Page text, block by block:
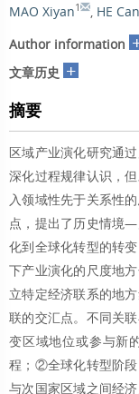
MAO Xiyan1 HE
Author information
文章历史 +
摘要
区域产业演化研究通
深化过程规律认识，
入领域性先于关系性
点，提出了历史情境
化到全球化转型的转
下产业演化的尺度地
立特定经济联系的地
联的交汇点。不同关
变区域地位或参与新
程；②全球化转型阶
与次国家区域之间经